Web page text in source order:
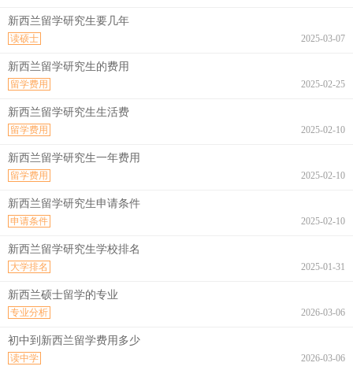
新西兰留学研究生要几年
2025-03-07
读硕士
新西兰留学研究生的费用
2025-02-25
留学费用
新西兰留学研究生生活费
2025-02-10
留学费用
新西兰留学研究生一年费用
2025-02-10
留学费用
新西兰留学研究生申请条件
2025-02-10
申请条件
新西兰留学研究生学校排名
2025-01-31
大学排名
新西兰硕士留学的专业
2026-03-06
专业分析
初中到新西兰留学费用多少
2026-03-06
读中学